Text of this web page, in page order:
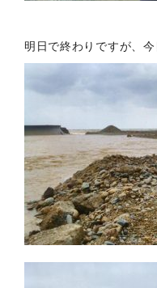
明日で終わりですが、